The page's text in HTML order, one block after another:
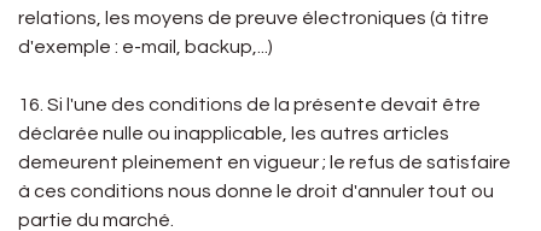
relations, les moyens de preuve électroniques (à titre
d'exemple : e-mail, backup,...)
16. Si l'une des conditions de la présente devait être
déclarée nulle ou inapplicable, les autres articles
demeurent pleinement en vigueur ; le refus de satisfaire
à ces conditions nous donne le droit d'annuler tout ou
partie du marché.